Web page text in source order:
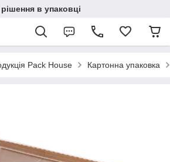
в упаковці
Pack House Картонна упаковка